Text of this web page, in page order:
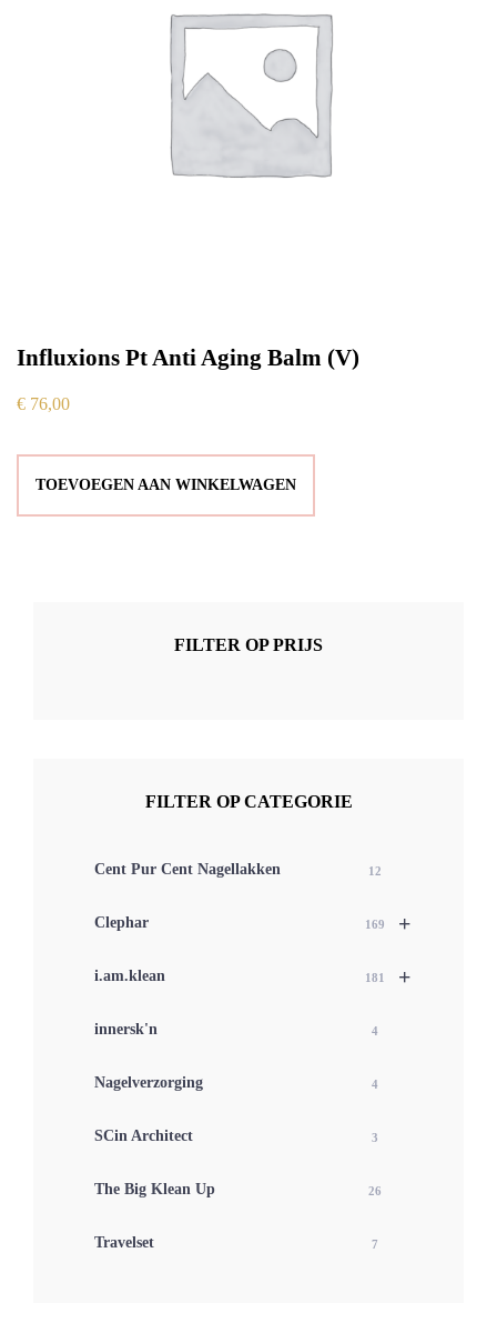
Influxions Pt Anti Aging Balm (V)
€ 76,00
TOEVOEGEN AAN WINKELWAGEN
FILTER OP PRIJS
FILTER OP CATEGORIE
Cent Pur Cent Nagellakken 12
+
Clephar 169
+
i.am.klean 181
innersk'n 4
Nagelverzorging 4
SCin Architect 3
The Big Klean Up 26
Travelset 7